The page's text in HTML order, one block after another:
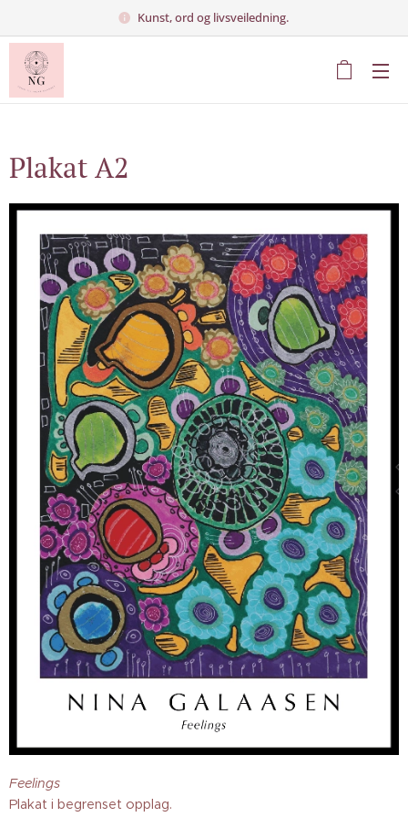
Kunst, ord og livsveiledning.
Plakat A2
Feelings
Plakat i begrenset opplag.